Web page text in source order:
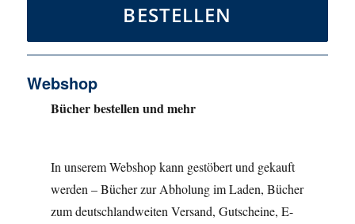
BESTELLEN
Webshop
Bücher bestellen und mehr
In unserem Webshop kann gestöbert und gekauft
werden – Bücher zur Abholung im Laden, Bücher
zum deutschlandweiten Versand, Gutscheine, E-